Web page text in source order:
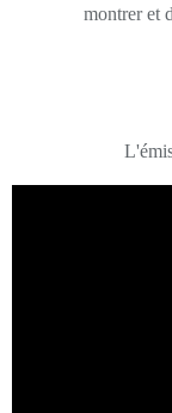
montrer et